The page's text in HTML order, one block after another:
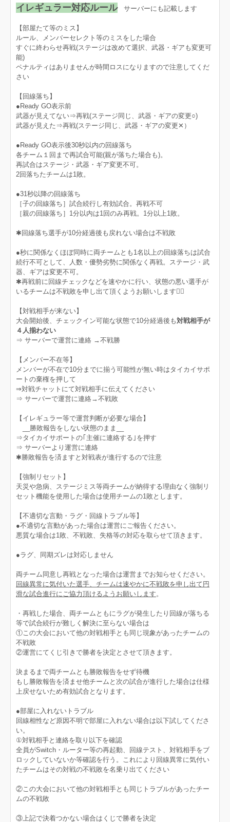
イレギュラー対応ルールサーバーにも記載します
【部屋たて等のミス】
ルール、メンバーセレクト等のミスをした場合
すぐに終わらせ再戦(ステージは改めて選択、武器・ギアも変更可
能)
ペナルティはありませんが時間ロスになりますので注意してくだ
さい
【回線落ち】
●Ready GO表示前
武器が見えてない⇒再戦(ステージ同じ、武器・ギアの変更○)
武器が見えた⇒再戦(ステージ同じ、武器・ギアの変更✕）
●Ready GO表示後30秒以内の回線落ち
各チーム１回まで再試合可能(親が落ちた場合も)。
再試合はステージ・武器・ギア変更不可。
2回落ちたチームは1敗。
●31秒以降の回線落ち
［子の回線落ち］試合続行し有効試合。再戦不可
［親の回線落ち］1分以内は1回のみ再戦。1分以上1敗。
✱回線落ち選手が10分経過後も戻れない場合は不戦敗
●秒に関係なくほぼ同時に両チームとも1名以上の回線落ちは試合
続行不可として、人数・優勢劣勢に関係なく再戦。ステージ・武
器、ギアは変更不可。
✱再戦前に回線チェックなどを速やかに行い、状態の悪い選手が
いるチームは不戦敗を申し出て頂くようお願いします🙇‍♀
【対戦相手が来ない】
大会開始後、チェックイン可能な状態で10分経過後も対戦相手が
４人揃わない
⇒ サーバーで運営に連絡 →不戦勝
【メンバー不在等】
メンバーが不在で10分までに揃う可能性が無い時はタイカイサポ
ートの棄権を押して
⇒対戦チャットにて対戦相手に伝えてください
⇒ サーバーで運営に連絡→不戦敗
【イレギュラー等で運営判断が必要な場合】
__勝敗報告をしない状態のまま__
⇒タイカイサポートの｢主催に連絡する｣を押す
⇒ サーバーより運営に連絡
✱勝敗報告を済ますと対戦表が進行するので注意
【強制リセット】
天災や急病、ステージミス等両チームが納得する理由なく強制リ
セット機能を使用した場合は使用チームの1敗とします。
【不適切な言動・ラグ・回線トラブル等】
●不適切な言動があった場合は運営にご報告ください。
悪質な場合は1敗、不戦敗、失格等の対応を取らせて頂きます。
●ラグ、同期ズレは対応しません
両チーム同意し再戦となった場合は運営までお知らせください。
回線異常に気付いた選手、チームは速やかに不戦敗を申し出て円
滑な試合進行にご協力頂けるようお願いします 。
・再戦した場合、両チームともにラグが発生したり回線が落ちる
等で試合続行が難しく解決に至らない場合は
①この大会において他の対戦相手とも同じ現象があったチームの
不戦敗
②運営にてくじ引きで勝者を決定とさせて頂きます。
決まるまで両チームとも勝敗報告をせず待機
もし勝敗報告を済ませ他チームと次の試合が進行した場合は仕様
上戻せないため有効試合となります。
●部屋に入れないトラブル
回線相性など原因不明で部屋に入れない場合は以下試してくださ
い。
①対戦相手と連絡を取り以下を確認
全員がSwitch・ルーター等の再起動、回線テスト、対戦相手をブ
ロックしていないか等確認を行う。これにより回線異常に気付い
たチームはその対戦の不戦敗を名乗り出てください
②この大会において他の対戦相手とも同じトラブルがあったチー
ムの不戦敗
③上記で決着つかない場合はくじで勝者を決定